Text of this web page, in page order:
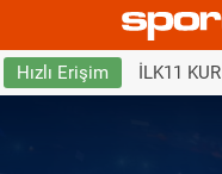
Hızlı Erişim İLK11 KUR